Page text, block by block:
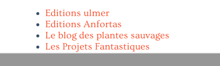
Editions ulmer
Editions Anfortas
Le blog des plantes sauvages
Les Projets Fantastiques